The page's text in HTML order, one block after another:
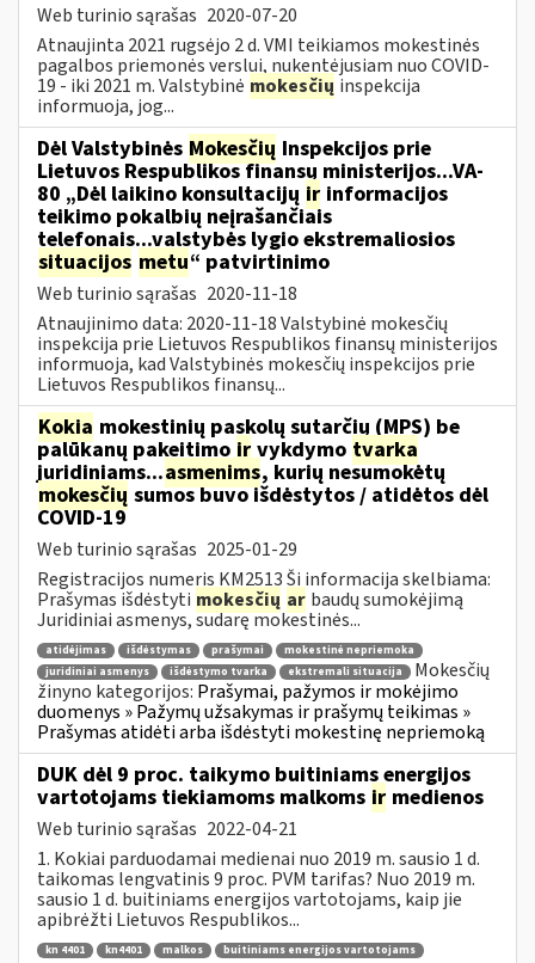
Web turinio sąrašas 2020-07-20
Atnaujinta 2021 rugsėjo 2 d. VMI teikiamos mokestinės
pagalbos priemonės verslui, nukentėjusiam nuo COVID-
19 - iki 2021 m. Valstybinė mokesčių inspekcija
informuoja, jog...
Dėl Valstybinės Mokesčių Inspekcijos prie
Lietuvos Respublikos finansų ministerijos...VA-
80 „Dėl laikino konsultacijų ir informacijos
teikimo pokalbių neįrašančiais
telefonais...valstybės lygio ekstremaliosios
situacijos metu“ patvirtinimo
Web turinio sąrašas 2020-11-18
Atnaujinimo data: 2020-11-18 Valstybinė mokesčių
inspekcija prie Lietuvos Respublikos finansų ministerijos
informuoja, kad Valstybinės mokesčių inspekcijos prie
Lietuvos Respublikos finansų...
Kokia mokestinių paskolų sutarčių (MPS) be
palūkanų pakeitimo ir vykdymo tvarka
juridiniams...asmenims, kurių nesumokėtų
mokesčių sumos buvo išdėstytos / atidėtos dėl
COVID-19
Web turinio sąrašas 2025-01-29
Registracijos numeris KM2513 Ši informacija skelbiama:
Prašymas išdėstyti mokesčių ar baudų sumokėjimą
Juridiniai asmenys, sudarę mokestinės...
atidėjimas išdėstymas prašymai
mokestinė nepriemoka
juridiniai asmenys
išdėstymo tvarka ekstremali situacija
Mokesčių
žinyno kategorijos: Prašymai, pažymos ir mokėjimo
duomenys » Pažymų užsakymas ir prašymų teikimas »
Prašymas atidėti arba išdėstyti mokestinę nepriemoką
DUK dėl 9 proc. taikymo buitiniams energijos
vartotojams tiekiamoms malkoms ir medienos
Web turinio sąrašas 2022-04-21
1. Kokiai parduodamai medienai nuo 2019 m. sausio 1 d.
taikomas lengvatinis 9 proc. PVM tarifas? Nuo 2019 m.
sausio 1 d. buitiniams energijos vartotojams, kaip jie
apibrėžti Lietuvos Respublikos...
kn 4401 kn4401 malkos buitiniams energijos vartotojams